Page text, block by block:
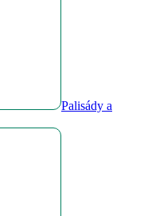
Palisády a